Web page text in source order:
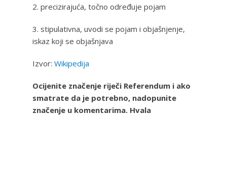
2. precizirajuća, točno određuje pojam
3. stipulativna, uvodi se pojam i objašnjenje,
iskaz koji se objašnjava
Izvor: Wikipedija
Ocijenite značenje riječi Referendum i ako
smatrate da je potrebno, nadopunite
značenje u komentarima. Hvala